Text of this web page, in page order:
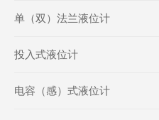
单（双）法兰液位计
投入式液位计
电容（感）式液位计